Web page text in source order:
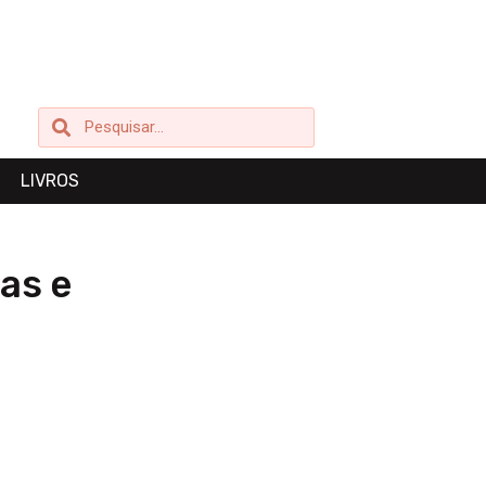
PesquisarPesquisar
LIVROS
e